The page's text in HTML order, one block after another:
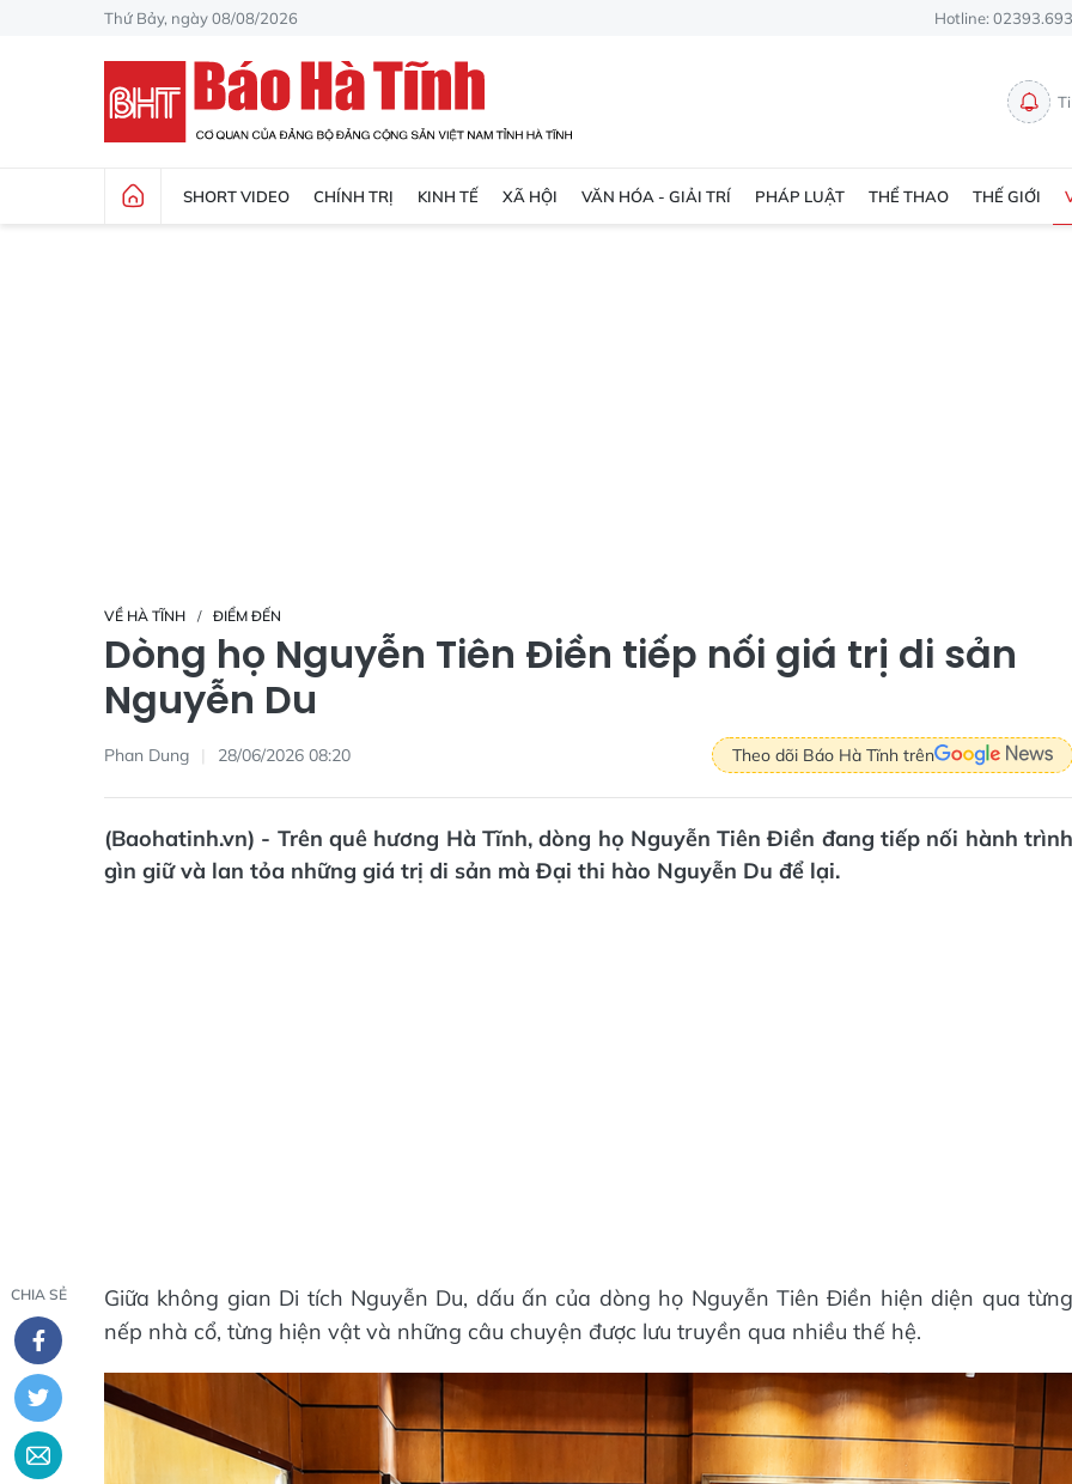
Thứ Bảy, ngày 08/08/2026 Hotline:
SHORT VIDEO CHÍNH TRỊ KINH TẾ XÃ HỘI VĂN HÓA - GIẢI TRÍ PHÁP LUẬT THỂ THAO THẾ GIỚI
VỀ HÀ TĨNH ĐIỂM ĐẾN
Dòng họ Nguyễn Tiên Điền tiếp nối giá trị di sản
Nguyễn Du
Phan Dung 28/06/2026 08:20 Theo dõi Báo Hà Tĩnh trên
(Baohatinh.vn) - Trên quê hương Hà Tĩnh, dòng họ Nguyễn Tiên Điền đang tiếp nối hành trình
gìn giữ và lan tỏa những giá trị di sản mà Đại thi hào Nguyễn Du để lại.
CHIA SẺ
Giữa không gian Di tích Nguyễn Du, dấu ấn của dòng họ Nguyễn Tiên Điền hiện diện qua từng
nếp nhà cổ, từng hiện vật và những câu chuyện được lưu truyền qua nhiều thế hệ.